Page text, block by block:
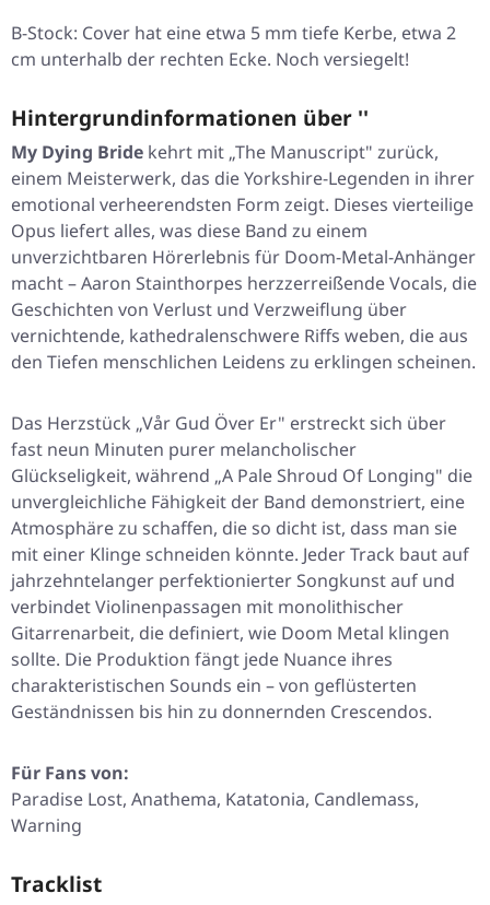
B-Stock: Cover hat eine etwa 5 mm tiefe Kerbe, etwa 2
cm unterhalb der rechten Ecke. Noch versiegelt!
Hintergrundinformationen über ''
My Dying Bride kehrt mit „The Manuscript" zurück,
einem Meisterwerk, das die Yorkshire-Legenden in ihrer
emotional verheerendsten Form zeigt. Dieses vierteilige
Opus liefert alles, was diese Band zu einem
unverzichtbaren Hörerlebnis für Doom-Metal-Anhänger
macht – Aaron Stainthorpes herzzerreißende Vocals, die
Geschichten von Verlust und Verzweiflung über
vernichtende, kathedralenschwere Riffs weben, die aus
den Tiefen menschlichen Leidens zu erklingen scheinen.
Das Herzstück „Vår Gud Över Er" erstreckt sich über
fast neun Minuten purer melancholischer
Glückseligkeit, während „A Pale Shroud Of Longing" die
unvergleichliche Fähigkeit der Band demonstriert, eine
Atmosphäre zu schaffen, die so dicht ist, dass man sie
mit einer Klinge schneiden könnte. Jeder Track baut auf
jahrzehntelanger perfektionierter Songkunst auf und
verbindet Violinenpassagen mit monolithischer
Gitarrenarbeit, die definiert, wie Doom Metal klingen
sollte. Die Produktion fängt jede Nuance ihres
charakteristischen Sounds ein – von geflüsterten
Geständnissen bis hin zu donnernden Crescendos.
Für Fans von:
Paradise Lost, Anathema, Katatonia, Candlemass,
Warning
Tracklist